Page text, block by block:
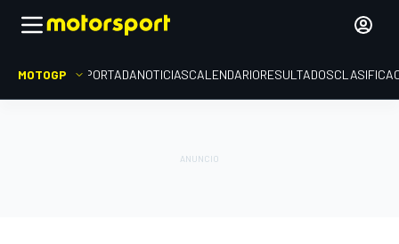
MOTOGP PORTADANOTICIASCALENDARIORESULTADOS